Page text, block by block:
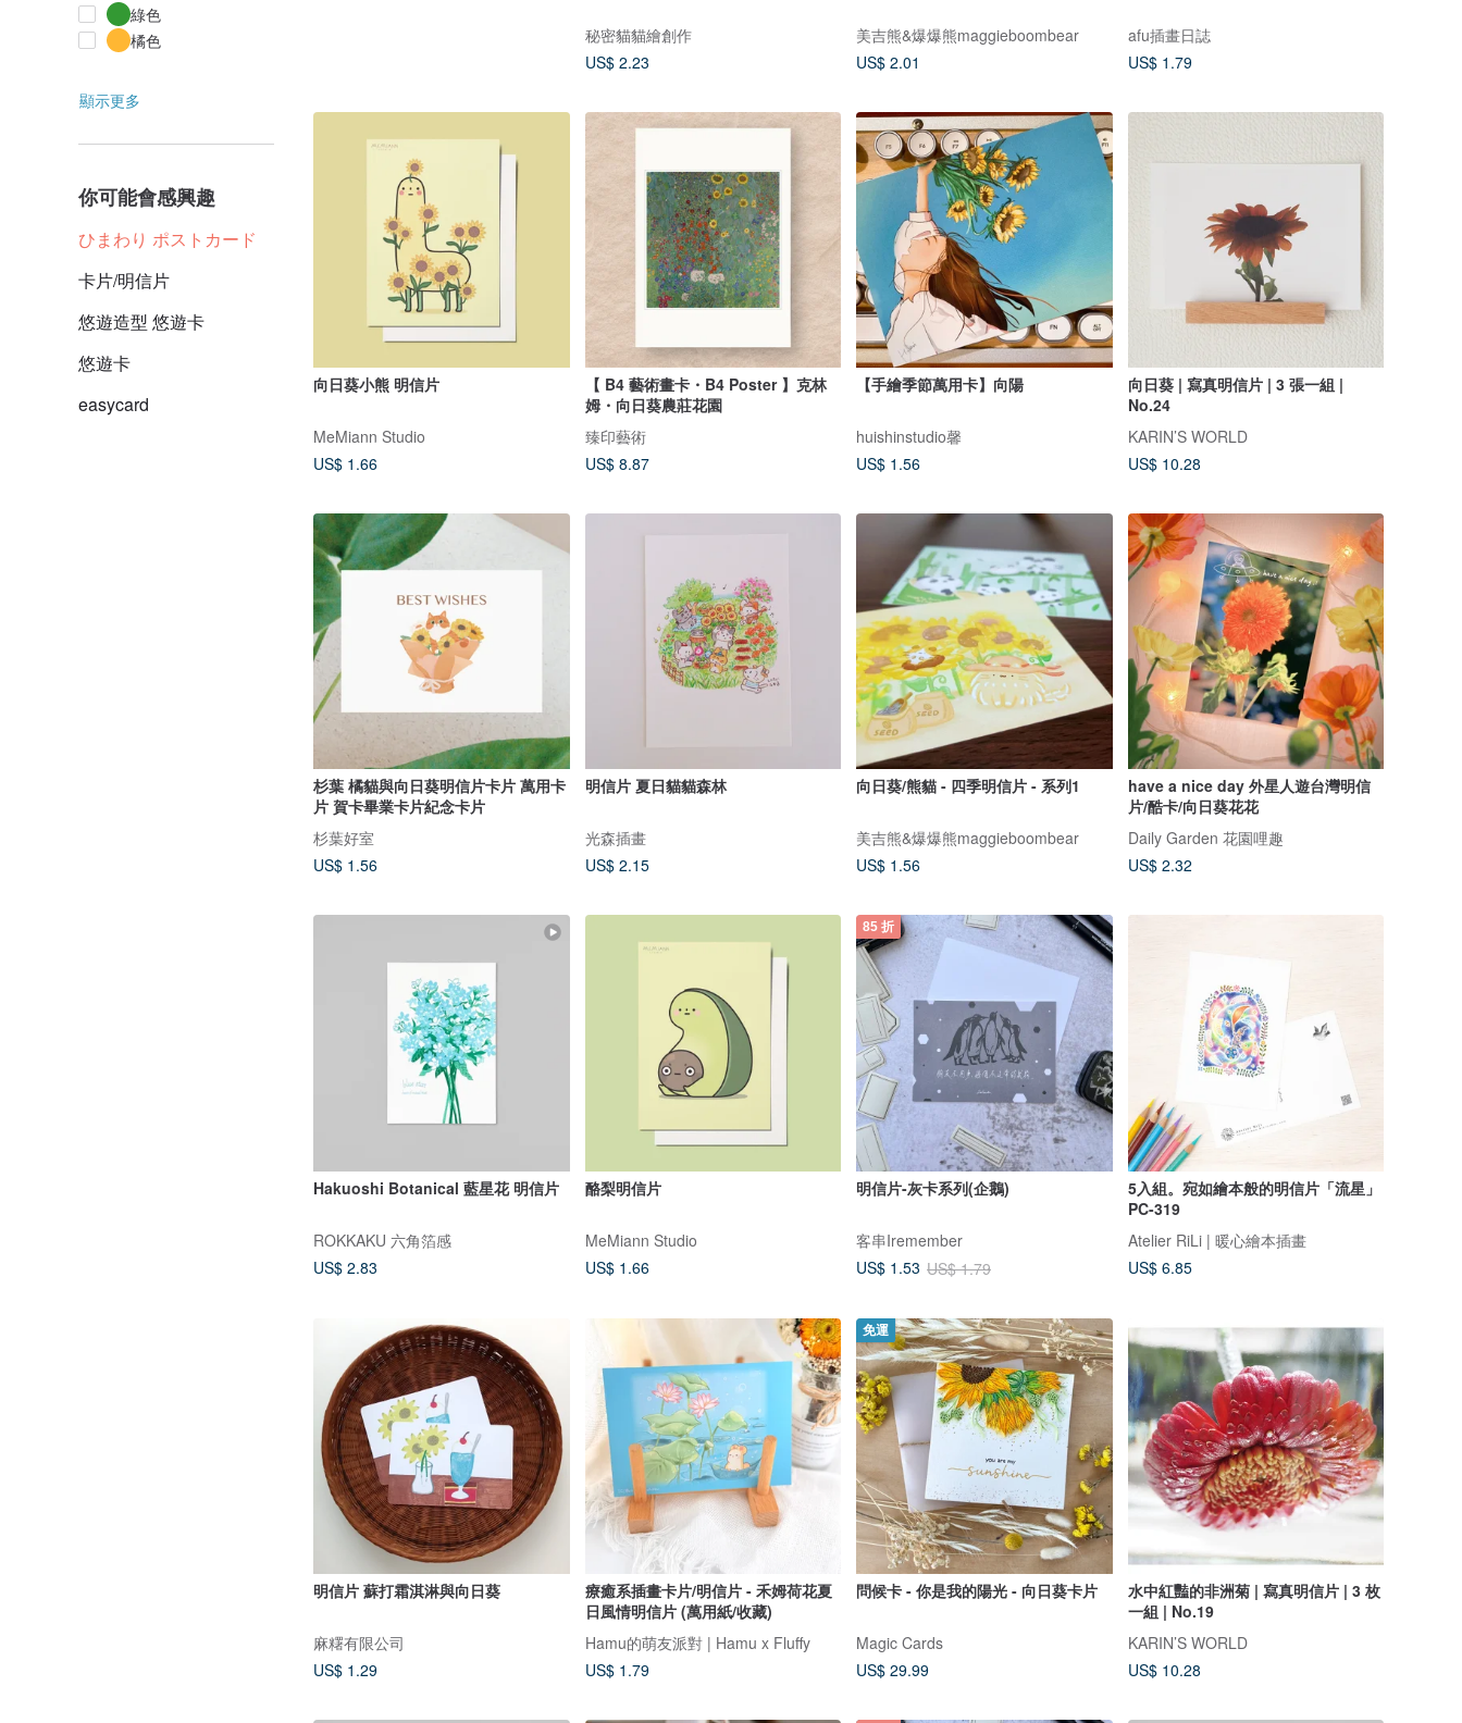
綠色
橘色
顯示更多
你可能會感興趣
ひまわり ポストカード
卡片/明信片
悠遊造型 悠遊卡
悠遊卡
easycard
秘密貓貓繪創作
US$ 2.23
美吉熊&爆爆熊maggieboombear
US$ 2.01
afu插畫日誌
US$ 1.79
向日葵小熊 明信片
MeMiann Studio
US$ 1.66
【 B4 藝術畫卡・B4 Poster 】克林
姆・向日葵農莊花園
臻印藝術
US$ 8.87
【手繪季節萬用卡】向陽
huishinstudio馨
US$ 1.56
向日葵 | 寫真明信片 | 3 張一組 |
No.24
KARIN’S WORLD
US$ 10.28
杉葉 橘貓與向日葵明信片卡片 萬用卡
片 賀卡畢業卡片紀念卡片
杉葉好室
US$ 1.56
明信片 夏日貓貓森林
光森插畫
US$ 2.15
向日葵/熊貓 - 四季明信片 - 系列1
美吉熊&爆爆熊maggieboombear
US$ 1.56
have a nice day 外星人遊台灣明信
片/酷卡/向日葵花花
Daily Garden 花園哩趣
US$ 2.32
Hakuoshi Botanical 藍星花 明信片
ROKKAKU 六角箔感
US$ 2.83
酪梨明信片
MeMiann Studio
US$ 1.66
85 折
明信片-灰卡系列(企鵝)
客串Iremember
US$ 1.53 US$ 1.79
5入組。宛如繪本般的明信片「流星」
PC-319
Atelier RiLi | 暖心繪本插畫
US$ 6.85
明信片 蘇打霜淇淋與向日葵
麻糬有限公司
US$ 1.29
療癒系插畫卡片/明信片 - 禾姆荷花夏
日風情明信片 (萬用紙/收藏)
Hamu的萌友派對 | Hamu x Fluffy
US$ 1.79
免運
問候卡 - 你是我的陽光 - 向日葵卡片
Magic Cards
US$ 29.99
水中紅豔的非洲菊 | 寫真明信片 | 3 枚
一組 | No.19
KARIN’S WORLD
US$ 10.28